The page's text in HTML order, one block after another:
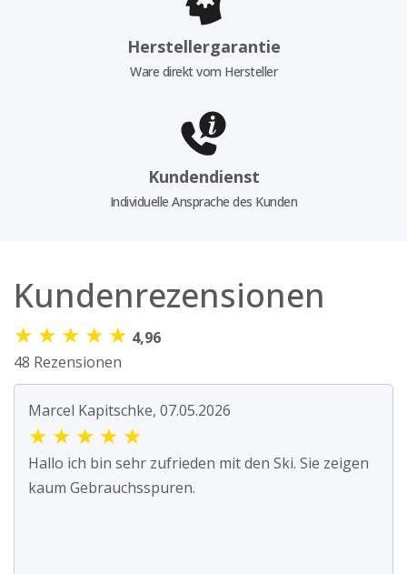
Herstellergarantie
Ware direkt vom Hersteller
Kundendienst
Individuelle Ansprache des Kunden
Kundenrezensionen
★ ★ ★ ★ ★ 4,96
48 Rezensionen
Marcel Kapitschke, 07.05.2026
★ ★ ★ ★ ★
Hallo ich bin sehr zufrieden mit den Ski. Sie zeigen
kaum Gebrauchsspuren.